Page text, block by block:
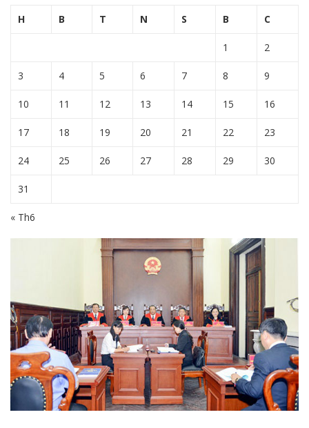
H B T N S B C
1 2
3 4 5 6 7 8 9
10 11 12 13 14 15 16
17 18 19 20 21 22 23
24 25 26 27 28 29 30
31
« Th6